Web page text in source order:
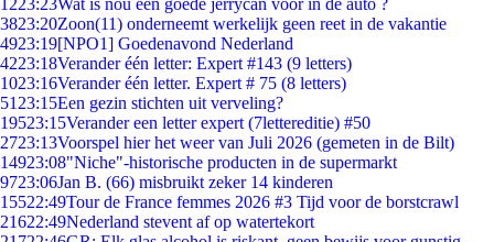
1223:23Wat is nou een goede jerrycan voor in de auto ?
3823:20Zoon(11) onderneemt werkelijk geen reet in de vakantie
4923:19[NPO1] Goedenavond Nederland
4223:18Verander één letter: Expert #143 (9 letters)
1023:16Verander één letter. Expert # 75 (8 letters)
51 23:15Een gezin stichten uit verveling?
19523:15Verander een letter expert (7lettereditie) #50
2723:13Voorspel hier het weer van Juli 2026 (gemeten in de Bilt)
14923:08"Niche"-historische producten in de supermarkt
9723:06Jan B. (66) misbruikt zeker 14 kinderen
15522:49Tour de France femmes 2026 #3 Tijd voor de borstcrawl
21622:49Nederland stevent af op watertekort